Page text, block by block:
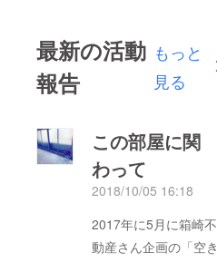
最新の活動
報告
もっと
見る
この部屋に関
わって
2018/10/05 16:18
2017年に5月に箱崎不
動産さん企画の「空き